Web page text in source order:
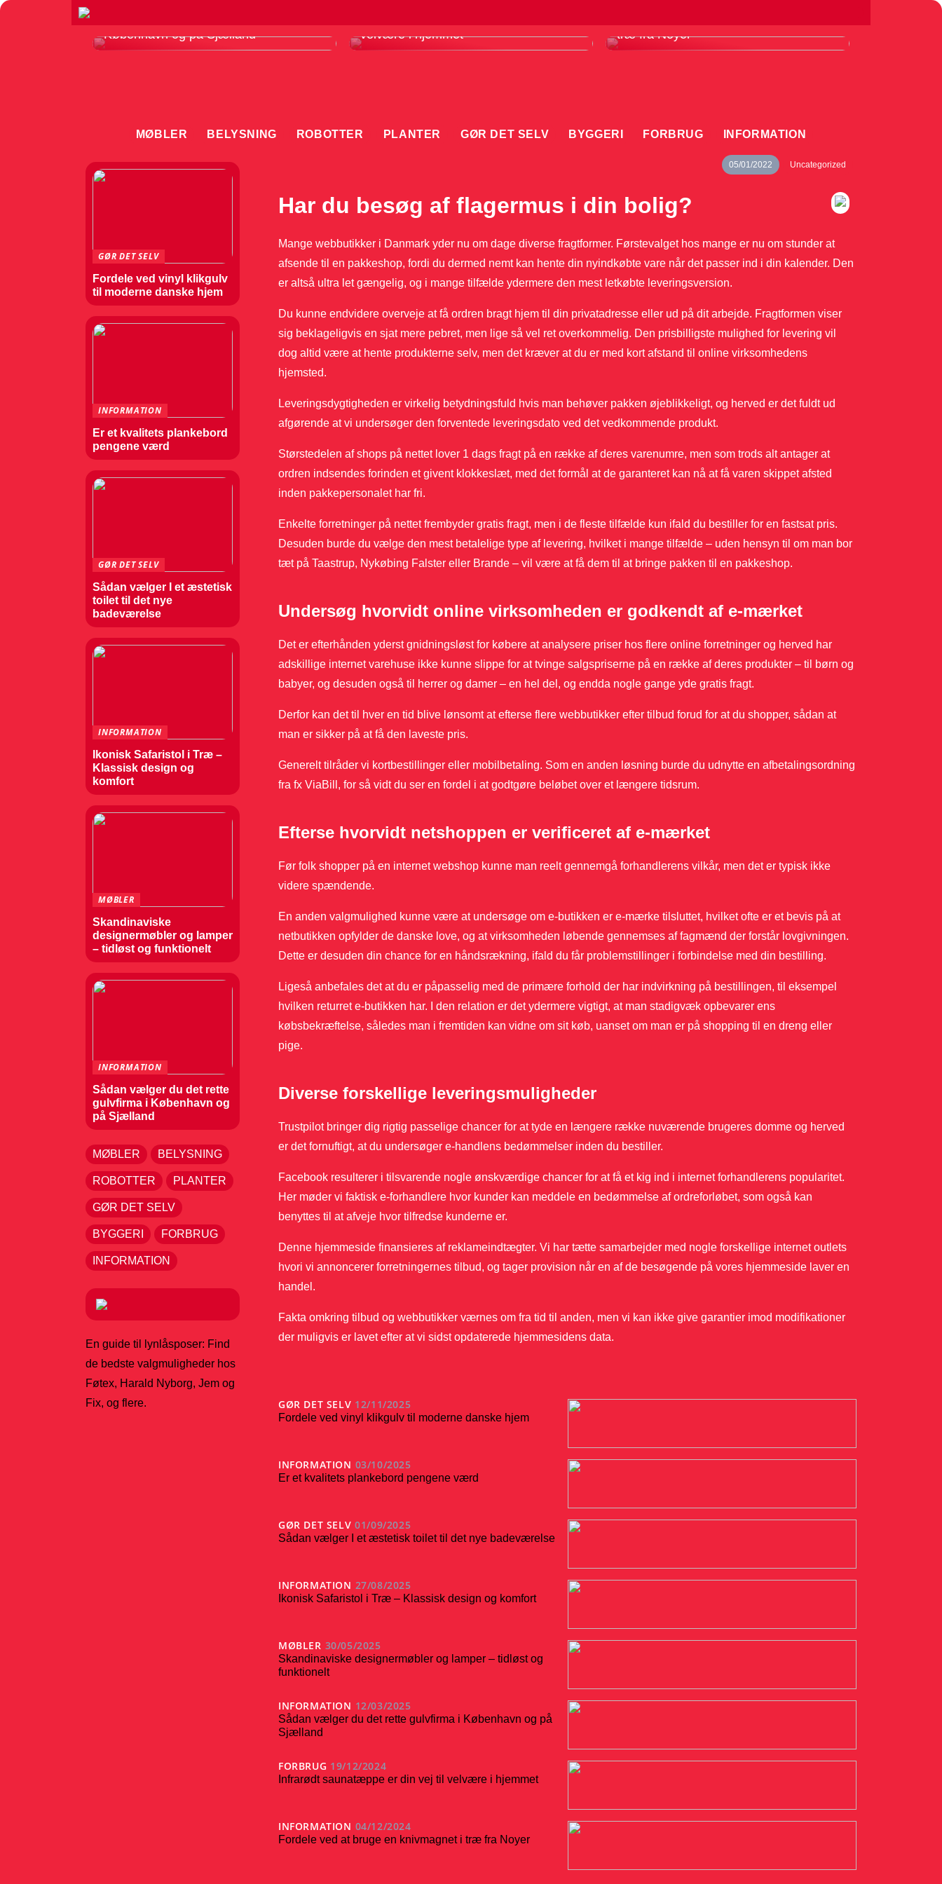
Sådan vælger du det rette gulvfirma i
København og på Sjælland
Infrarødt saunatæppe er din vej til
velvære i hjemmet
Fordele ved at bruge en knivmagnet i
træ fra Noyer
MØBLER BELYSNING ROBOTTER PLANTER GØR DET SELV BYGGERI FORBRUG INFORMATION
05/01/2022 Uncategorized
Har du besøg af flagermus i din bolig?
Mange webbutikker i Danmark yder nu om dage diverse fragtformer. Førstevalget hos mange er nu om stunder at
afsende til en pakkeshop, fordi du dermed nemt kan hente din nyindkøbte vare når det passer ind i din kalender. Den
er altså ultra let gængelig, og i mange tilfælde ydermere den mest letkøbte leveringsversion.
Du kunne endvidere overveje at få ordren bragt hjem til din privatadresse eller ud på dit arbejde. Fragtformen viser
sig beklageligvis en sjat mere pebret, men lige så vel ret overkommelig. Den prisbilligste mulighed for levering vil
dog altid være at hente produkterne selv, men det kræver at du er med kort afstand til online virksomhedens
hjemsted.
Leveringsdygtigheden er virkelig betydningsfuld hvis man behøver pakken øjeblikkeligt, og herved er det fuldt ud
afgørende at vi undersøger den forventede leveringsdato ved det vedkommende produkt.
Størstedelen af shops på nettet lover 1 dags fragt på en række af deres varenumre, men som trods alt antager at
ordren indsendes forinden et givent klokkeslæt, med det formål at de garanteret kan nå at få varen skippet afsted
inden pakkepersonalet har fri.
Enkelte forretninger på nettet frembyder gratis fragt, men i de fleste tilfælde kun ifald du bestiller for en fastsat pris.
Desuden burde du vælge den mest betalelige type af levering, hvilket i mange tilfælde – uden hensyn til om man bor
tæt på Taastrup, Nykøbing Falster eller Brande – vil være at få dem til at bringe pakken til en pakkeshop.
Undersøg hvorvidt online virksomheden er godkendt af e-mærket
Det er efterhånden yderst gnidningsløst for købere at analysere priser hos flere online forretninger og herved har
adskillige internet varehuse ikke kunne slippe for at tvinge salgspriserne på en række af deres produkter – til børn og
babyer, og desuden også til herrer og damer – en hel del, og endda nogle gange yde gratis fragt.
Derfor kan det til hver en tid blive lønsomt at efterse flere webbutikker efter tilbud forud for at du shopper, sådan at
man er sikker på at få den laveste pris.
Generelt tilråder vi kortbestillinger eller mobilbetaling. Som en anden løsning burde du udnytte en afbetalingsordning
fra fx ViaBill, for så vidt du ser en fordel i at godtgøre beløbet over et længere tidsrum.
Efterse hvorvidt netshoppen er verificeret af e-mærket
Før folk shopper på en internet webshop kunne man reelt gennemgå forhandlerens vilkår, men det er typisk ikke
videre spændende.
En anden valgmulighed kunne være at undersøge om e-butikken er e-mærke tilsluttet, hvilket ofte er et bevis på at
netbutikken opfylder de danske love, og at virksomheden løbende gennemses af fagmænd der forstår lovgivningen.
Dette er desuden din chance for en håndsrækning, ifald du får problemstillinger i forbindelse med din bestilling.
Ligeså anbefales det at du er påpasselig med de primære forhold der har indvirkning på bestillingen, til eksempel
hvilken returret e-butikken har. I den relation er det ydermere vigtigt, at man stadigvæk opbevarer ens
købsbekræftelse, således man i fremtiden kan vidne om sit køb, uanset om man er på shopping til en dreng eller
pige.
Diverse forskellige leveringsmuligheder
Trustpilot bringer dig rigtig passelige chancer for at tyde en længere række nuværende brugeres domme og herved
er det fornuftigt, at du undersøger e-handlens bedømmelser inden du bestiller.
Facebook resulterer i tilsvarende nogle ønskværdige chancer for at få et kig ind i internet forhandlerens popularitet.
Her møder vi faktisk e-forhandlere hvor kunder kan meddele en bedømmelse af ordreforløbet, som også kan
benyttes til at afveje hvor tilfredse kunderne er.
Denne hjemmeside finansieres af reklameindtægter. Vi har tætte samarbejder med nogle forskellige internet outlets
hvori vi annoncerer forretningernes tilbud, og tager provision når en af de besøgende på vores hjemmeside laver en
handel.
Fakta omkring tilbud og webbutikker værnes om fra tid til anden, men vi kan ikke give garantier imod modifikationer
der muligvis er lavet efter at vi sidst opdaterede hjemmesidens data.
GØR DET SELV 12/11/2025
Fordele ved vinyl klikgulv til moderne danske hjem
INFORMATION 03/10/2025
Er et kvalitets plankebord pengene værd
GØR DET SELV 01/09/2025
Sådan vælger I et æstetisk toilet til det nye badeværelse
INFORMATION 27/08/2025
Ikonisk Safaristol i Træ – Klassisk design og komfort
MØBLER 30/05/2025
Skandinaviske designermøbler og lamper – tidløst og
funktionelt
INFORMATION 12/03/2025
Sådan vælger du det rette gulvfirma i København og på
Sjælland
FORBRUG 19/12/2024
Infrarødt saunatæppe er din vej til velvære i hjemmet
INFORMATION 04/12/2024
Fordele ved at bruge en knivmagnet i træ fra Noyer
GØR DET SELV
Fordele ved vinyl klikgulv
til moderne danske hjem
INFORMATION
Er et kvalitets plankebord
pengene værd
GØR DET SELV
Sådan vælger I et æstetisk
toilet til det nye
badeværelse
INFORMATION
Ikonisk Safaristol i Træ –
Klassisk design og
komfort
MØBLER
Skandinaviske
designermøbler og lamper
– tidløst og funktionelt
INFORMATION
Sådan vælger du det rette
gulvfirma i København og
på Sjælland
MØBLER BELYSNING
ROBOTTER PLANTER
GØR DET SELV
BYGGERI FORBRUG
INFORMATION
En guide til lynlåsposer: Find
de bedste valgmuligheder hos
Føtex, Harald Nyborg, Jem og
Fix, og flere.